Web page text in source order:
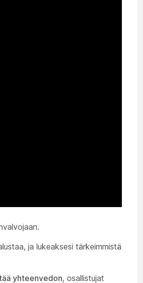
ja lukeaksesi tärkeimmistä
yhteenvedon, osallistujat